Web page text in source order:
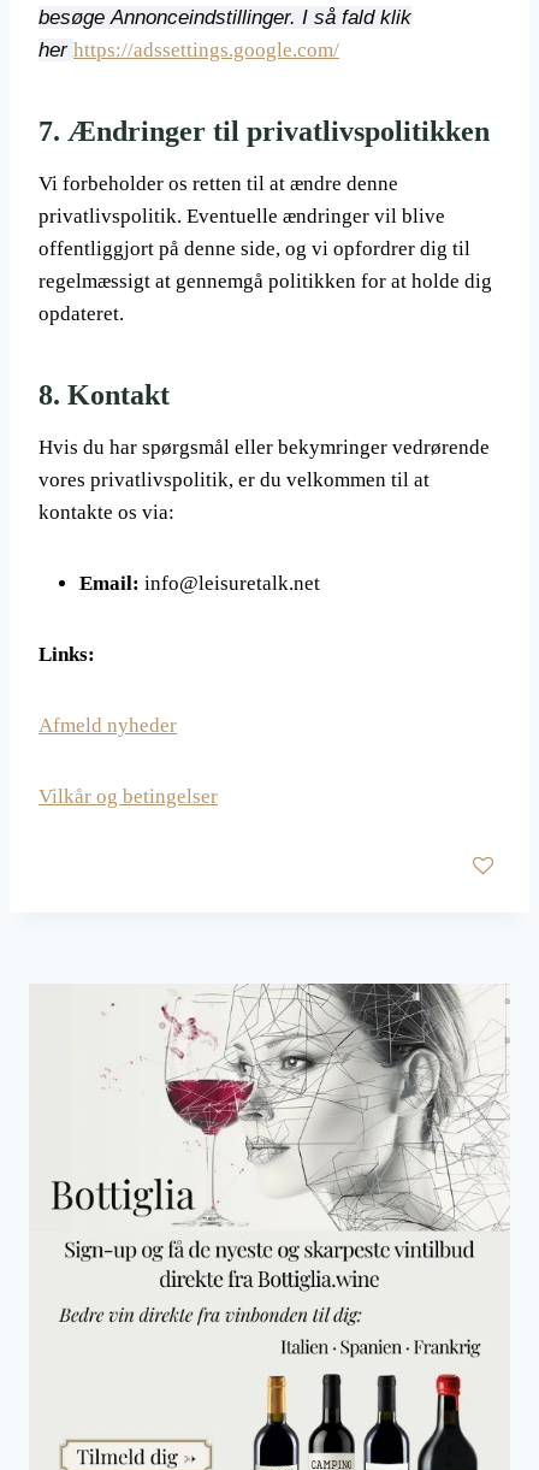
besøge Annonceindstillinger. I så fald klik
her https://adssettings.google.com/
7. Ændringer til privatlivspolitikken
Vi forbeholder os retten til at ændre denne
privatlivspolitik. Eventuelle ændringer vil blive
offentliggjort på denne side, og vi opfordrer dig til
regelmæssigt at gennemgå politikken for at holde dig
opdateret.
8. Kontakt
Hvis du har spørgsmål eller bekymringer vedrørende
vores privatlivspolitik, er du velkommen til at
kontakte os via:
Email: info@leisuretalk.net
Links:
Afmeld nyheder
Vilkår og betingelser